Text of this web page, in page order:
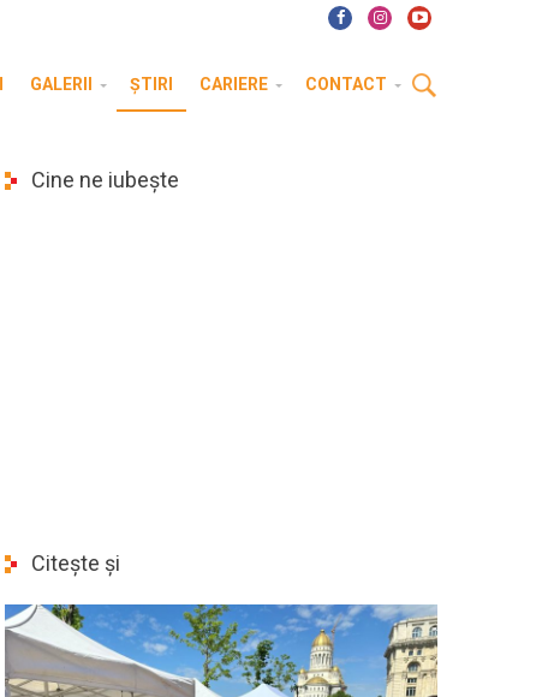
GALERII ȘTIRI CARIERE CONTACT
Cine ne iubește
Citește și